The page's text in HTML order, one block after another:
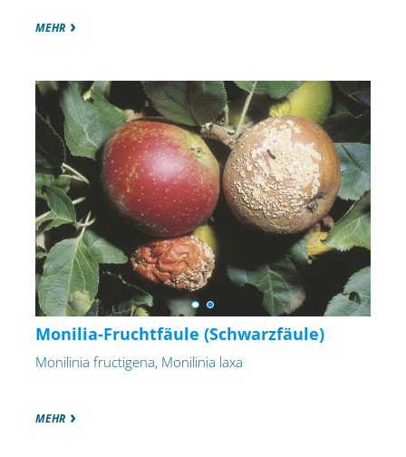
MEHR
Monilia-Fruchtfäule (Schwarzfäule)
Monilinia fructigena, Monilinia laxa
MEHR